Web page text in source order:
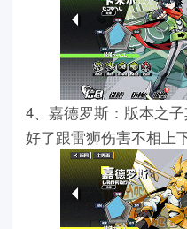
4、嘉德罗斯：版本之
好了跟雷狮伤害不相上